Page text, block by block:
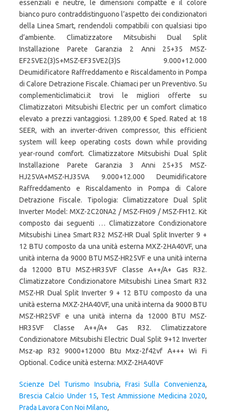
Scienze Del Turismo Insubria, Frasi Sulla Convenienza,
Brescia Calcio Under 15, Test Ammissione Medicina 2020,
Prada Lavora Con Noi Milano,